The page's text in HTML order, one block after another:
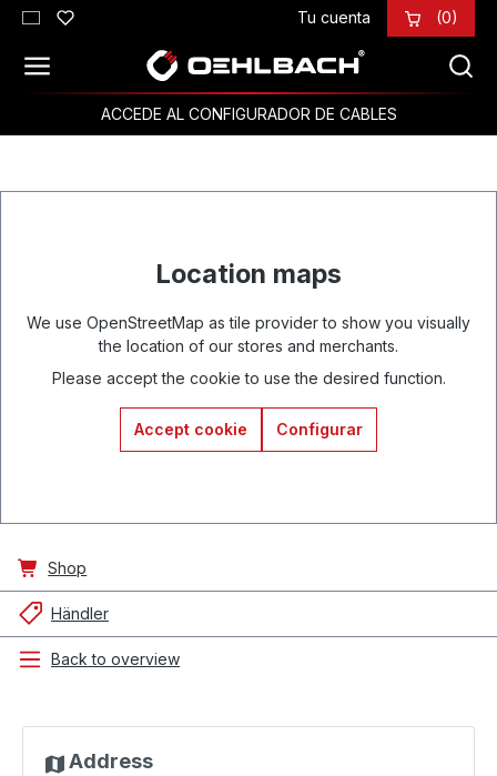
Saltar al contenido principal Tu cuenta (0)
ACCEDE AL CONFIGURADOR DE CABLES
Location maps
We use OpenStreetMap as tile provider to show you visually
the location of our stores and merchants.
Please accept the cookie to use the desired function.
Accept cookie Configurar
Shop
Händler
Back to overview
Address